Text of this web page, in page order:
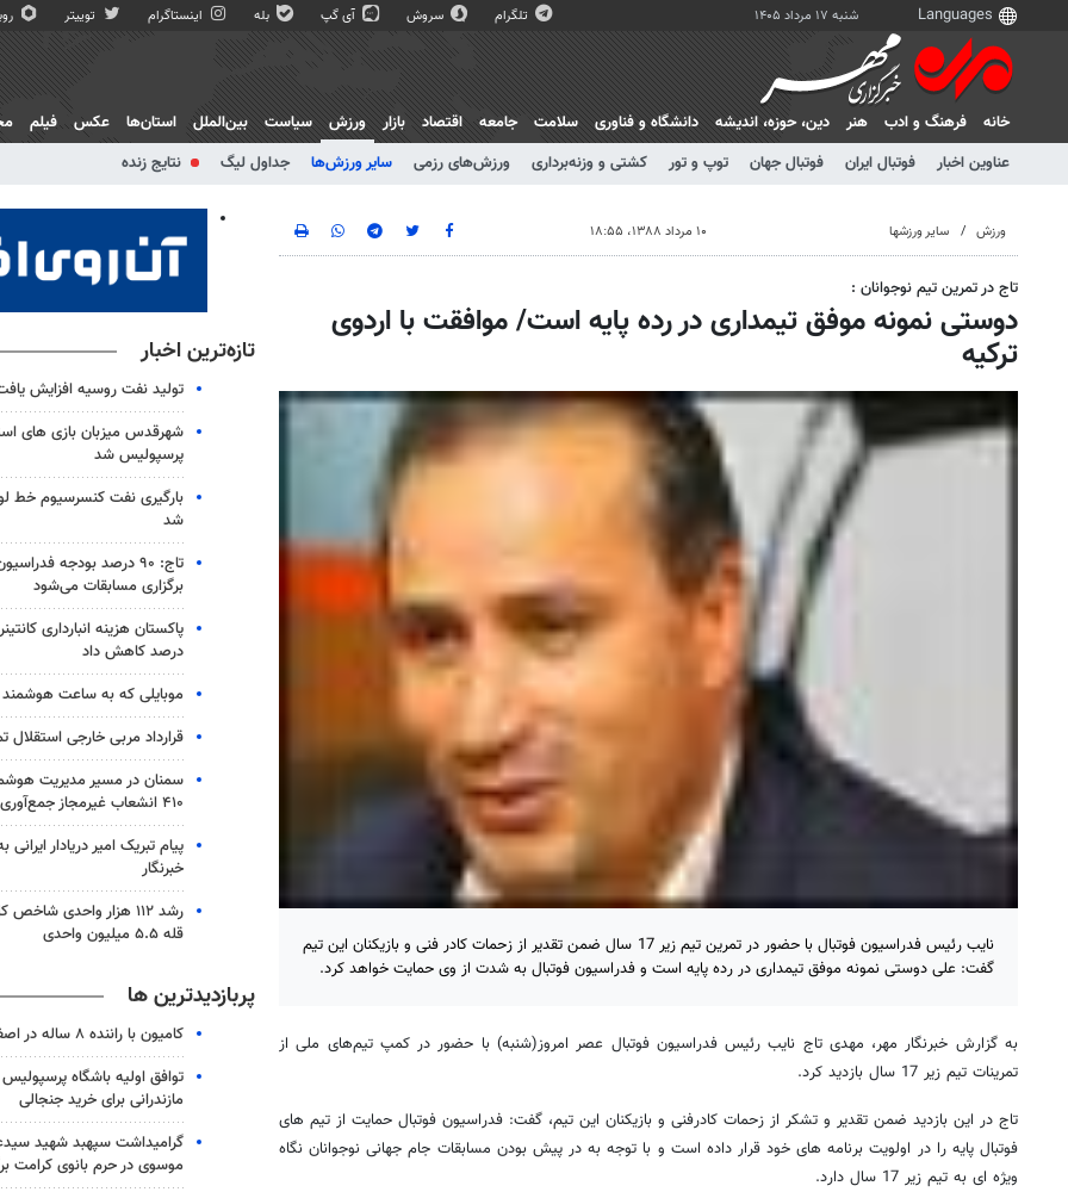
شنبه ۱۷ مرداد ۱۴۰۵ تلگرام سروش آی گپ بله اینستاگرام توییتر
خانه فرهنگ و ادب هنر دين، حوزه، انديشه دانشگاه و فناوری سلامت جامعه اقتصاد بازار
ورزش
عناوین اخبار
فوتبال ایران فوتبال جهان توپ و تور کشتی و وزنه‌برداری ورزش‌های رزمی سایر ورزش‌ها جداول لیگ نتایج زنده
سیاست بین‌الملل استان‌ها عکس فیلم
ورزش سایر ورزشها ۱۰ مرداد ۱۳۸۸، ۱۸:۵۵
تاج در تمرین تیم نوجوانان :
دوستی نمونه موفق تیمداری در رده پایه است/ موافقت با اردوی
ترکیه
نایب رئیس فدراسیون فوتبال با حضور در تمرین تیم زیر 17 سال ضمن تقدیر از زحمات کادر فنی و بازیکنان این تیم
گفت: علی دوستی نمونه موفق تیمداری در رده پایه است و فدراسیون فوتبال به شدت از وی حمایت خواهد کرد.
به گزارش خبرنگار مهر، مهدی تاج نایب رئیس فدراسیون فوتبال عصر امروز(شنبه) با حضور در کمپ تیم‌های ملی از
تمرینات تیم زیر 17 سال بازدید کرد.
تاج در این بازدید ضمن تقدیر و تشکر از زحمات کادرفنی و بازیکنان این تیم، گفت: فدراسیون فوتبال حمایت از تیم های
فوتبال پایه را در اولویت برنامه های خود قرار داده است و با توجه به در پیش بودن مسابقات جام جهانی نوجوانان نگاه
ویژه ای به تیم زیر 17 سال دارد.
تازه‌ترین اخبار
تولید نفت روسیه افزایش
شهرقدس میزبان بازی های
پرسپولیس شد
بارگیری نفت کنسرسیوم خط
شد
تاج: ۹۰ درصد بودجه
برگزاری مسابقات می‌شود
درصد کاهش داد
موبایلی که به ساعت
قرارداد مربی خارجی استقلال
سمنان در مسیر مدیریت
۴۱۰ انشعاب غیرمجاز جمع‌آوری شد
پیام تبریک امیر دریادار
خبرنگار
رشد ۱۱۲ هزار واحدی
قله ۵.۵ میلیون واحدی
پربازدیدترین ها
کامیون با راننده ۸ ساله در اصفهان توقیف شد
توافق اولیه باشگاه
مازندرانی برای خرید جنجالی
گرامیداشت سپهبد شهید
موسوی در حرم بانوی کرامت